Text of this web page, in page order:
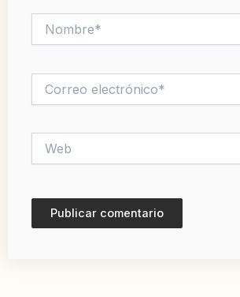
electrónico*